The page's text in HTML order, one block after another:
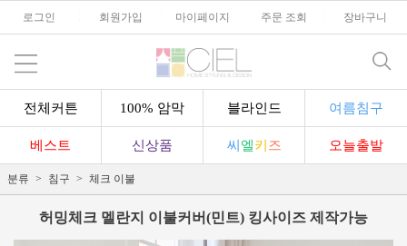
로그인 회원가입 마이페이지 주문 조회 장바구니
전체커튼 100% 암막 블라인드 여름침구
베스트 신상품 씨 엘키 즈 오늘출발
분류 침구 체크 이불
허밍체크 멜란지 이불커버(민트) 킹사이즈 제작가능